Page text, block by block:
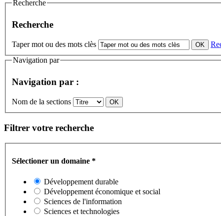
Recherche
Recherche
Taper mot ou des mots clès
Navigation par
Navigation par :
Nom de la sections
Filtrer votre recherche
Sélectioner un domaine *
Développement durable
Développement économique et social
Sciences de l'information
Sciences et technologies